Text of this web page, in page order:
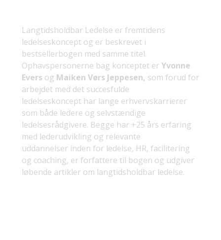
Langtidsholdbar Ledelse er fremtidens
ledelseskoncept og er beskrevet i
bestsellerbogen med samme titel.
Ophavspersonerne bag konceptet erYvonne
Evers og Maiken Vørs Jeppesen, som forud for
arbejdet med det succesfulde
ledelseskoncept har lange erhvervskarrierer
som både ledere og selvstændige
ledelsesrådgivere. Begge har +25 års erfaring
med lederudvikling og relevante
uddannelser inden for ledelse, HR, facilitering
og coaching, er forfattere til bogen og udgiver
løbende artikler om langtidsholdbar ledelse.